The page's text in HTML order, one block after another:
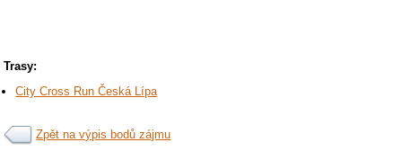
Trasy:
City Cross Run Česká Lípa
Zpět na výpis bodů zájmu